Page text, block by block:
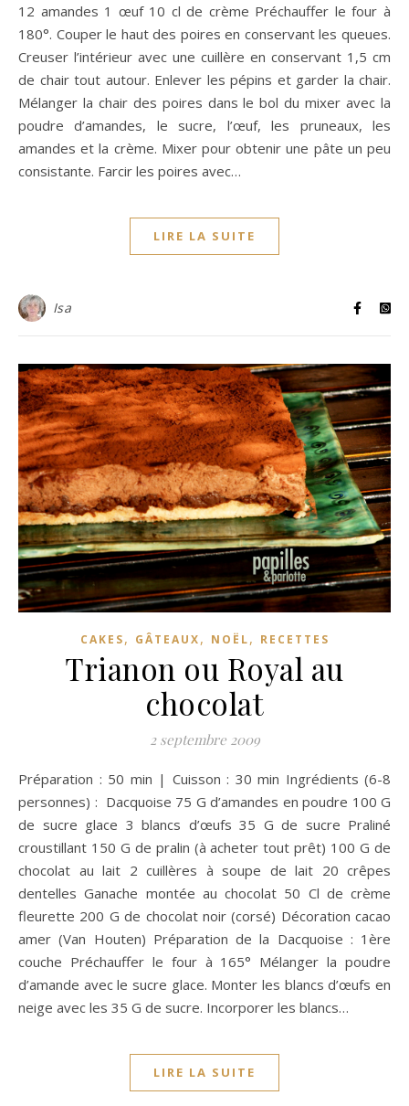
12 amandes 1 œuf 10 cl de crème Préchauffer le four à
180°. Couper le haut des poires en conservant les queues.
Creuser l’intérieur avec une cuillère en conservant 1,5 cm
de chair tout autour. Enlever les pépins et garder la chair.
Mélanger la chair des poires dans le bol du mixer avec la
poudre d’amandes, le sucre, l’œuf, les pruneaux, les
amandes et la crème. Mixer pour obtenir une pâte un peu
consistante. Farcir les poires avec…
LIRE LA SUITE
Isa
CAKES, GÂTEAUX, NOËL, RECETTES
Trianon ou Royal au
chocolat
2 septembre 2009
Préparation : 50 min | Cuisson : 30 min Ingrédients (6-8
personnes) : Dacquoise 75 G d’amandes en poudre 100 G
de sucre glace 3 blancs d’œufs 35 G de sucre Praliné
croustillant 150 G de pralin (à acheter tout prêt) 100 G de
chocolat au lait 2 cuillères à soupe de lait 20 crêpes
dentelles Ganache montée au chocolat 50 Cl de crème
fleurette 200 G de chocolat noir (corsé) Décoration cacao
amer (Van Houten) Préparation de la Dacquoise : 1ère
couche Préchauffer le four à 165° Mélanger la poudre
d’amande avec le sucre glace. Monter les blancs d’œufs en
neige avec les 35 G de sucre. Incorporer les blancs…
LIRE LA SUITE